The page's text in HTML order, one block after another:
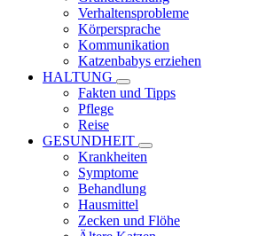
Verhaltensprobleme
Körpersprache
Kommunikation
Katzenbabys erziehen
HALTUNG
Fakten und Tipps
Pflege
Reise
GESUNDHEIT
Krankheiten
Symptome
Behandlung
Hausmittel
Zecken und Flöhe